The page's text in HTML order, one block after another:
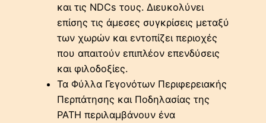
και τις NDCs τους. Διευκολύνει
επίσης τις άμεσες συγκρίσεις μεταξύ
των χωρών και εντοπίζει περιοχές
που απαιτούν επιπλέον επενδύσεις
και φιλοδοξίες.
Τα Φύλλα Γεγονότων Περιφερειακής
Περπάτησης και Ποδηλασίας της
PATH περιλαμβάνουν ένα